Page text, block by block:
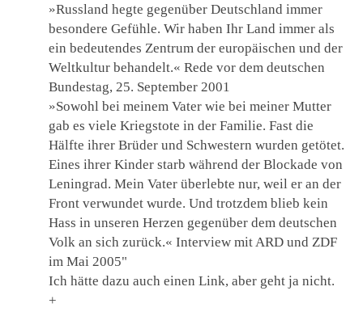
»Russland hegte gegenüber Deutschland immer
besondere Gefühle. Wir haben Ihr Land immer als
ein bedeutendes Zentrum der europäischen und der
Weltkultur behandelt.« Rede vor dem deutschen
Bundestag, 25. September 2001
»Sowohl bei meinem Vater wie bei meiner Mutter
gab es viele Kriegstote in der Familie. Fast die
Hälfte ihrer Brüder und Schwestern wurden getötet.
Eines ihrer Kinder starb während der Blockade von
Leningrad. Mein Vater überlebte nur, weil er an der
Front verwundet wurde. Und trotzdem blieb kein
Hass in unseren Herzen gegenüber dem deutschen
Volk an sich zurück.« Interview mit ARD und ZDF
im Mai 2005"
Ich hätte dazu auch einen Link, aber geht ja nicht.
+